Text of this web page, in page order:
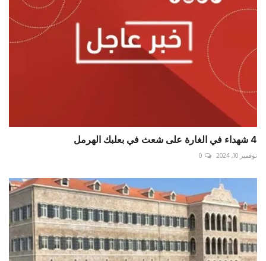
4 شهداء في الغارة على شعث في بعلبك الهرمل
نوفمبر 10, 2024 0